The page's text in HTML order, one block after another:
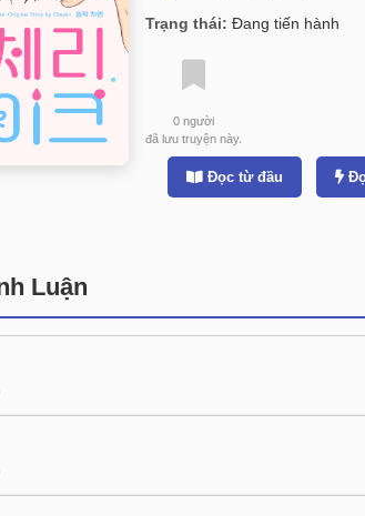
Trạng thái: Đang tiến hành
0người
đã lưu truyện này.
Đọc từ đầu
Luận